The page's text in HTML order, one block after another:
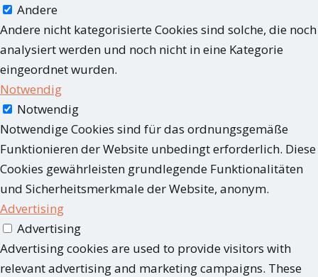
Andere
Andere nicht kategorisierte Cookies sind solche, die noch
analysiert werden und noch nicht in eine Kategorie
eingeordnet wurden.
Notwendig
Notwendig
Notwendige Cookies sind für das ordnungsgemäße
Funktionieren der Website unbedingt erforderlich. Diese
Cookies gewährleisten grundlegende Funktionalitäten
und Sicherheitsmerkmale der Website, anonym.
Advertising
Advertising
Advertising cookies are used to provide visitors with
relevant advertising and marketing campaigns. These